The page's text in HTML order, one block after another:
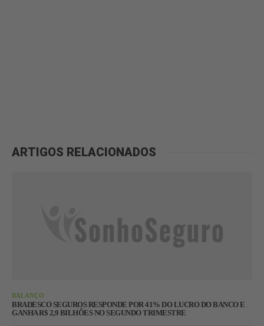
ARTIGOS RELACIONADOS
BALANÇO
BRADESCO SEGUROS RESPONDE POR 41% DO LUCRO DO BANCO E
GANHA R$ 2,9 BILHÕES NO SEGUNDO TRIMESTRE